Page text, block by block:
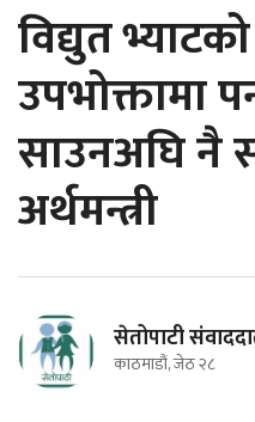
विद्युत
उपभोक्तामा
साउनअघि नै
अर्थमन्त्री
सेतोपाटी
काठमाडौं, जेठ २८